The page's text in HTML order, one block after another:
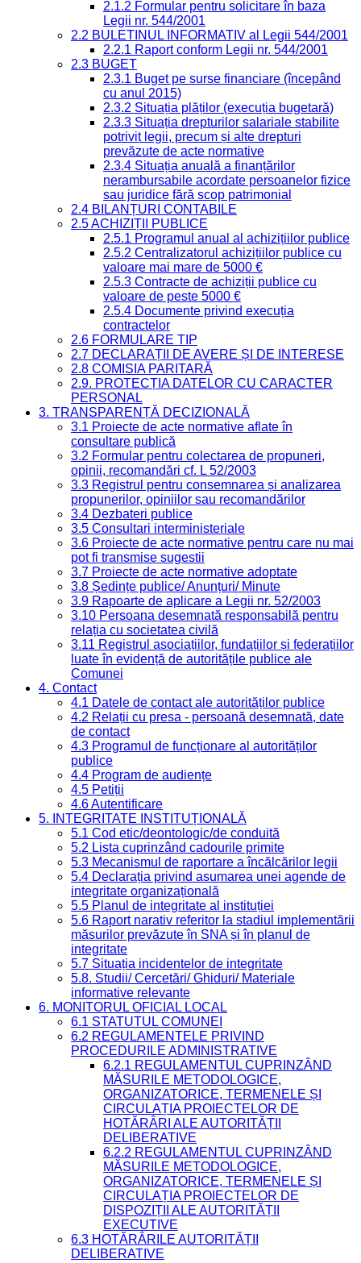
2.1.2 Formular pentru solicitare în baza
Legii nr. 544/2001
2.2 BULETINUL INFORMATIV al Legii 544/2001
2.2.1 Raport conform Legii nr. 544/2001
2.3 BUGET
2.3.1 Buget pe surse financiare (începând
cu anul 2015)
2.3.2 Situația plăților (execuția bugetară)
2.3.3 Situația drepturilor salariale stabilite
potrivit legii, precum și alte drepturi
prevăzute de acte normative
2.3.4 Situația anuală a finanțărilor
nerambursabile acordate persoanelor fizice
sau juridice fără scop patrimonial
2.4 BILANȚURI CONTABILE
2.5 ACHIZIȚII PUBLICE
2.5.1 Programul anual al achizițiilor publice
2.5.2 Centralizatorul achizițiilor publice cu
valoare mai mare de 5000 €
2.5.3 Contracte de achiziții publice cu
valoare de peste 5000 €
2.5.4 Documente privind execuția
contractelor
2.6 FORMULARE TIP
2.7 DECLARAȚII DE AVERE ȘI DE INTERESE
2.8 COMISIA PARITARĂ
2.9. PROTECȚIA DATELOR CU CARACTER
PERSONAL
3. TRANSPARENȚĂ DECIZIONALĂ
3.1 Proiecte de acte normative aflate în
consultare publică
3.2 Formular pentru colectarea de propuneri,
opinii, recomandări cf. L 52/2003
3.3 Registrul pentru consemnarea și analizarea
propunerilor, opiniilor sau recomandărilor
3.4 Dezbateri publice
3.5 Consultari interministeriale
3.6 Proiecte de acte normative pentru care nu mai
pot fi transmise sugestii
3.7 Proiecte de acte normative adoptate
3.8 Ședințe publice/ Anunțuri/ Minute
3.9 Rapoarte de aplicare a Legii nr. 52/2003
3.10 Persoana desemnată responsabilă pentru
relația cu societatea civilă
3.11 Registrul asociațiilor, fundațiilor și federațiilor
luate în evidență de autoritățile publice ale
Comunei
4. Contact
4.1 Datele de contact ale autorităților publice
4.2 Relații cu presa - persoană desemnată, date
de contact
4.3 Programul de funcționare al autorităților
publice
4.4 Program de audiențe
4.5 Petiții
4.6 Autentificare
5. INTEGRITATE INSTITUȚIONALĂ
5.1 Cod etic/deontologic/de conduită
5.2 Lista cuprinzând cadourile primite
5.3 Mecanismul de raportare a încălcărilor legii
5.4 Declarația privind asumarea unei agende de
integritate organizațională
5.5 Planul de integritate al instituției
5.6 Raport narativ referitor la stadiul implementării
măsurilor prevăzute în SNA și în planul de
integritate
5.7 Situația incidentelor de integritate
5.8. Studii/ Cercetări/ Ghiduri/ Materiale
informative relevante
6. MONITORUL OFICIAL LOCAL
6.1 STATUTUL COMUNEI
6.2 REGULAMENTELE PRIVIND
PROCEDURILE ADMINISTRATIVE
6.2.1 REGULAMENTUL CUPRINZÂND
MĂSURILE METODOLOGICE,
ORGANIZATORICE, TERMENELE ȘI
CIRCULAȚIA PROIECTELOR DE
HOTĂRÂRI ALE AUTORITĂȚII
DELIBERATIVE
6.2.2 REGULAMENTUL CUPRINZÂND
MĂSURILE METODOLOGICE,
ORGANIZATORICE, TERMENELE ȘI
CIRCULAȚIA PROIECTELOR DE
DISPOZIȚII ALE AUTORITĂȚII
EXECUTIVE
6.3 HOTĂRÂRILE AUTORITĂȚII
DELIBERATIVE